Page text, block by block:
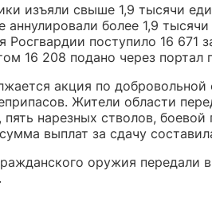
изъяли свыше 1,9 тысячи
аннулировали более 1,9
Росгвардии поступило 16 671
16 208 подано через портал
акция по добровольной
Жители области
нарезных стволов, боевой
выплат за сдачу
оружия передали